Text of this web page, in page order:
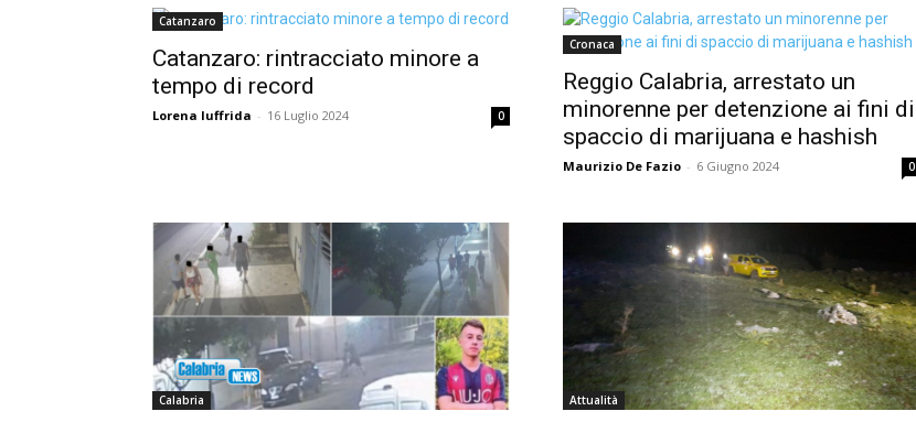
Catanzaro
Catanzaro: rintracciato minore a
tempo di record
Lorena Iuffrida - 16 Luglio 2024 0
Cronaca
Reggio Calabria, arrestato un
minorenne per detenzione ai fini di
spaccio di marijuana e hashish
Maurizio De Fazio - 6 Giugno 2024 0
Calabria Attualità